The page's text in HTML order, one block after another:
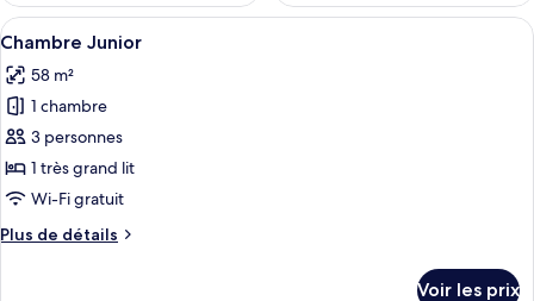
Afficher
toutes
les
photos
pour
ce
type
chambre :
Une chambre moderne avec un
4
Chambre Junior
58 m²
1 chambre
3 personnes
1 très grand lit
Wi-Fi gratuit
Plus de détails
Plus
Voir les prix